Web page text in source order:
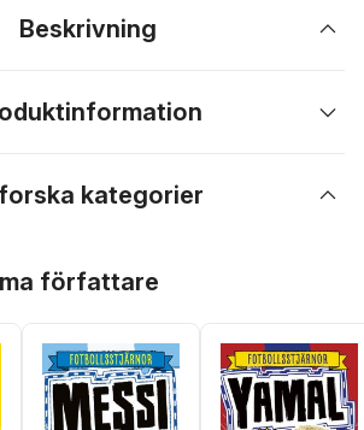
Beskrivning
kategorier
författare